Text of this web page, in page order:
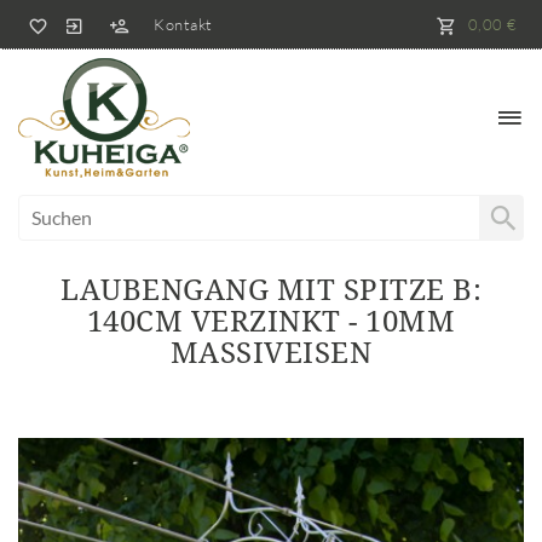
Kontakt 0,00 €
LAUBENGANG MIT SPITZE B:
140CM VERZINKT - 10MM
MASSIVEISEN